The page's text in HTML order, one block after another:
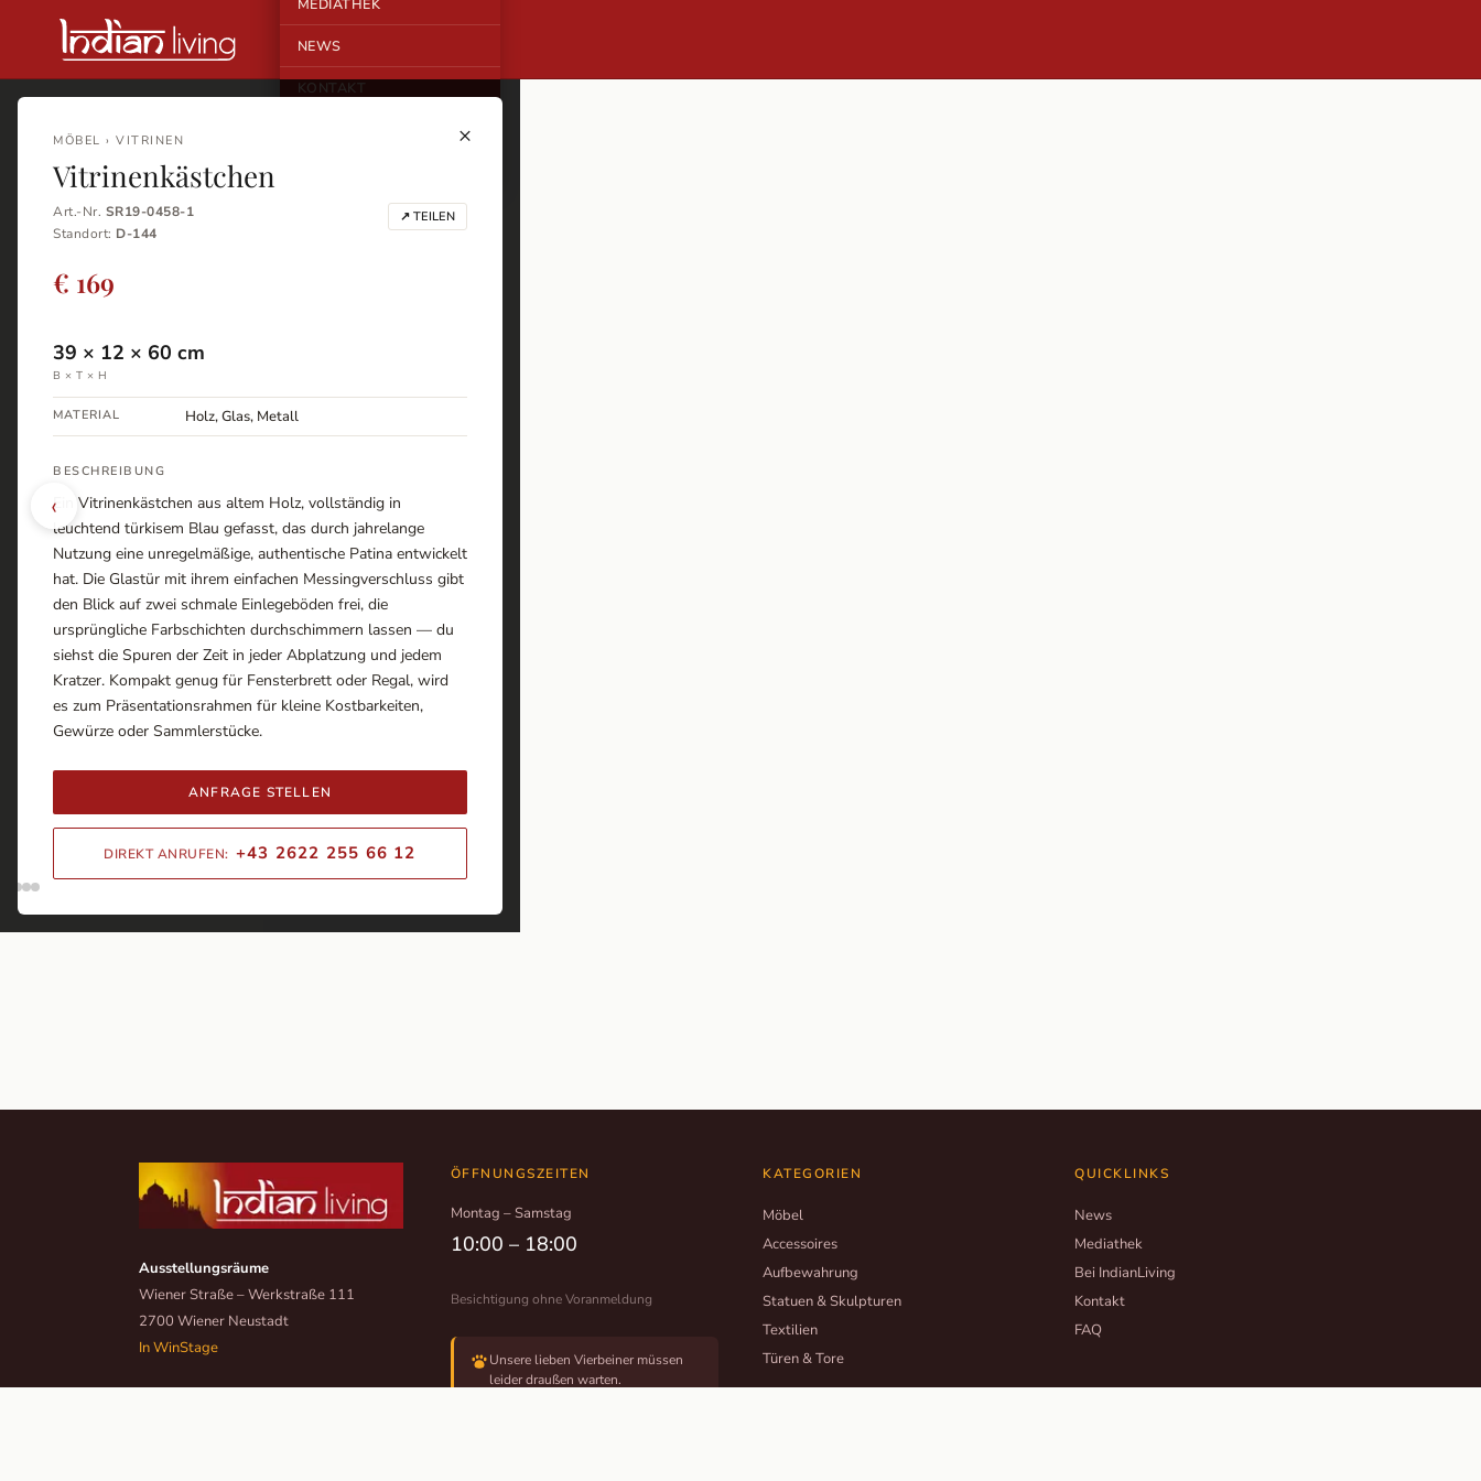
MEDIATHEK
NEWS
KONTAKT
×
‹
MÖBEL › VITRINEN
Vitrinenkästchen
Art.-Nr. SR19-0458-1
Standort: D-144
↗ TEILEN
€ 169
39 × 12 × 60 cm
B × T × H
MATERIAL Holz, Glas, Metall
BESCHREIBUNG
Ein Vitrinenkästchen aus altem Holz, vollständig in
leuchtend türkisem Blau gefasst, das durch jahrelange
Nutzung eine unregelmäßige, authentische Patina entwickelt
hat. Die Glastür mit ihrem einfachen Messingverschluss gibt
den Blick auf zwei schmale Einlegeböden frei, die
ursprüngliche Farbschichten durchschimmern lassen — du
siehst die Spuren der Zeit in jeder Abplatzung und jedem
Kratzer. Kompakt genug für Fensterbrett oder Regal, wird
es zum Präsentationsrahmen für kleine Kostbarkeiten,
Gewürze oder Sammlerstücke.
ANFRAGE STELLEN
DIREKT ANRUFEN: +43 2622 255 66 12
Ausstellungsräume
Wiener Straße – Werkstraße 111
2700 Wiener Neustadt
In WinStage
ÖFFNUNGSZEITEN
Montag – Samstag
10:00 – 18:00
Besichtigung ohne Voranmeldung
Unsere lieben Vierbeiner müssen
leider draußen warten.
KATEGORIEN
Möbel
Accessoires
Aufbewahrung
Statuen & Skulpturen
Textilien
Türen & Tore
QUICKLINKS
News
Mediathek
Bei IndianLiving
Kontakt
FAQ